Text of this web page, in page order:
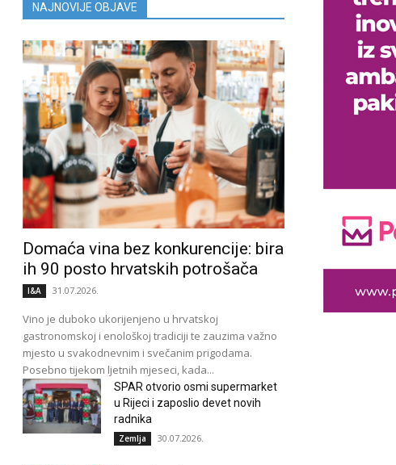
NAJNOVIJE OBJAVE
Domaća vina bez konkurencije: bira
ih 90 posto hrvatskih potrošača
I&A 31.07.2026.
Vino je duboko ukorijenjeno u hrvatskoj
gastronomskoj i enološkoj tradiciji te zauzima važno
mjesto u svakodnevnim i svečanim prigodama.
Posebno tijekom ljetnih mjeseci, kada...
SPAR otvorio osmi supermarket
u Rijeci i zaposlio devet novih
radnika
Zemlja 30.07.2026.